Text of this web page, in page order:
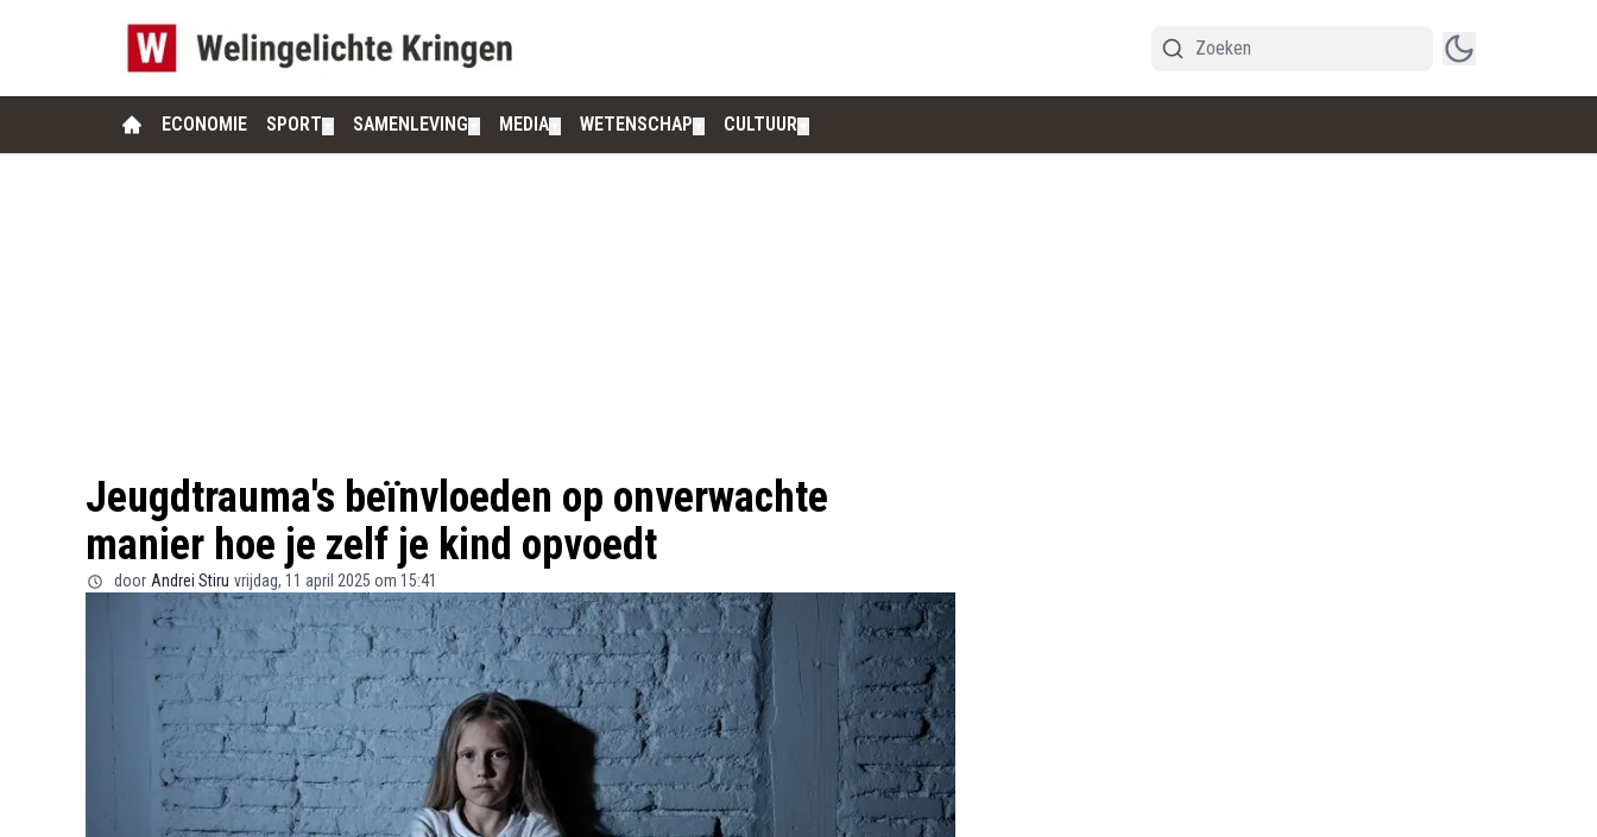
ECONOMIE SPORT SAMENLEVING MEDIA WETENSCHAP CULTUUR
Jeugdtrauma's beïnvloeden op onverwachte
manier hoe je zelf je kind opvoedt
door Andrei Stiru vrijdag, 11 april 2025 om 15:41